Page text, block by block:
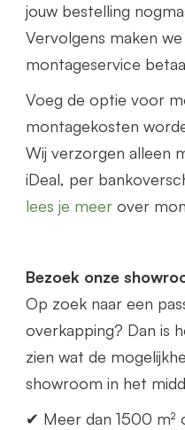
jouw bestelling
Vervolgens maken
montageservice
Voeg de optie voor
montagekosten
Wij verzorgen alleen
iDeal, per
lees je meer over
Bezoek onze
Op zoek naar een pas
overkapping? Dan is
zien wat de
showroom in het
✔ Meer dan 1500 m²